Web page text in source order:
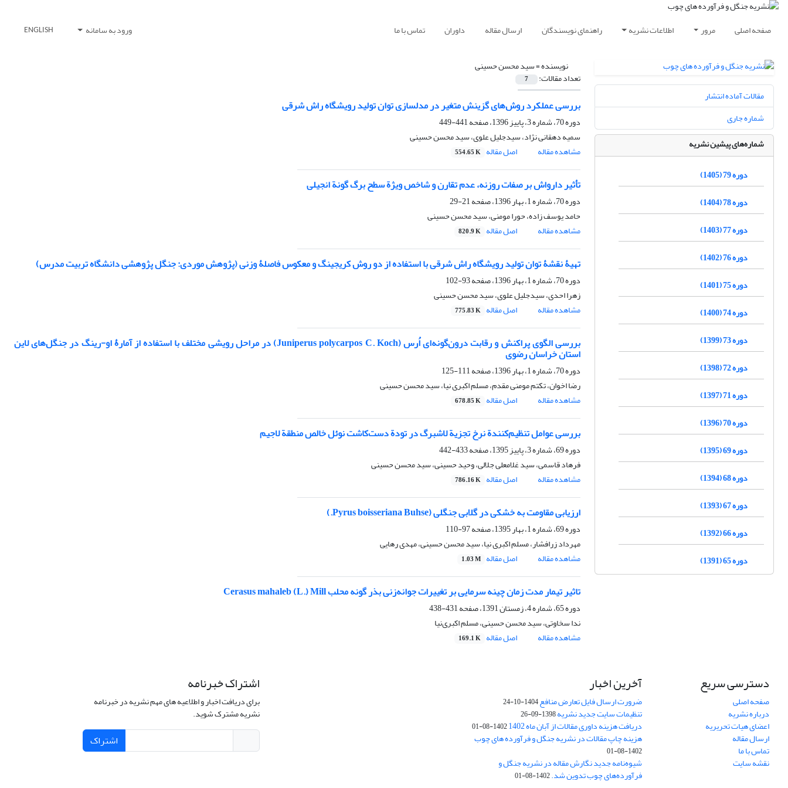
صفحه اصلی مرور اطلاعات نشریه راهنمای نویسندگان ارسال مقاله داوران تماس با ما ورود به سامانه ENGLISH
نویسنده =سید محسن حسینی
تعداد مقالات: 7
بررسی عملکرد روش‌های گزینش متغیر در مدلسازی توان تولید رویشگاه راش شرقی
دوره 70، شماره 3، پاییز 1396، صفحه
441-449
سمیه دهقانی نژاد، سیدجلیل علوی، سید محسن حسینی
مشاهده مقاله
اصل مقاله 554.65 K
تأثیر دارواش بر صفات روزنه، عدم تقارن و شاخص ویژة سطح برگ گونة انجیلی
دوره 70، شماره 1، بهار 1396، صفحه
21-29
حامد یوسف زاده، حورا مومنی، سید محسن حسینی
مشاهده مقاله
اصل مقاله 820.9 K
تهیۀ نقشۀ توان تولید رویشگاه راش شرقی با استفاده از دو روش کریجینگ و معکوس فاصلۀ وزنی (پژوهش موردی: جنگل پژوهشی دانشگاه تربیت مدرس)
دوره 70، شماره 1، بهار 1396، صفحه
93-102
زهرا احدی، سیدجلیل علوی، سید محسن حسینی
مشاهده مقاله
اصل مقاله 775.83 K
بررسی الگوی پراکنش و رقابت درون‌گونه‌ای اُرس (Juniperus polycarpos C. Koch) در مراحل رویشی مختلف با استفاده از آمارۀ او-رینگ در جنگل‌های لاین
استان خراسان رضوی
دوره 70، شماره 1، بهار 1396، صفحه
111-125
رضا اخوان، تکتم مومنی مقدم، مسلم اکبری نیا، سید محسن حسینی
مشاهده مقاله
اصل مقاله 678.85 K
بررسی عوامل تنظیم‌کنندة نرخ تجزیة لاشبرگ در تودة دست‌کاشت نوئل خالص منطقة لاجیم
دوره 69، شماره 3، پاییز 1395، صفحه
433-442
فرهاد قاسمی، سید غلامعلی جلالی، وحید حسینی، سید محسن حسینی
مشاهده مقاله
اصل مقاله 786.16 K
ارزیابی مقاومت به خشکی در گلابی جنگلی (Pyrus boisseriana Buhse.)
دوره 69، شماره 1، بهار 1395، صفحه
97-110
مهرداد زرافشار، مسلم اکبری نیا، سید محسن حسینی، مهدی رهایی
مشاهده مقاله
اصل مقاله 1.03 M
تاثیر تیمار مدت زمان چینه سرمایی بر تغییرات جوانه‌‌زنی بذر گونه محلب Cerasus mahaleb (L.) Mill
دوره 65، شماره 4، زمستان 1391، صفحه
431-438
ندا سخاوتی، سید محسن حسینی، مسلم اکبری‌نیا
مشاهده مقاله
اصل مقاله 169.1 K
مقالات آماده انتشار
شماره جاری
شماره‌های پیشین نشریه
دوره 79 (1405)
دوره 78 (1404)
دوره 77 (1403)
دوره 76 (1402)
دوره 75 (1401)
دوره 74 (1400)
دوره 73 (1399)
دوره 72 (1398)
دوره 71 (1397)
دوره 70 (1396)
دوره 69 (1395)
دوره 68 (1394)
دوره 67 (1393)
دوره 66 (1392)
دوره 65 (1391)
دسترسی سریع
صفحه اصلی
درباره نشریه
اعضای هیات تحریریه
ارسال مقاله
تماس با ما
نقشه سایت
آخرین اخبار
ضرورت ارسال فایل تعارض منافع1404-10-24
تنظیمات سایت جدید نشریه1398-09-26
دریافت هزینه داوری مقالات از آبان ماه 1402 1402-08-01
هزینه چاپ مقالات در نشریه جنگل و فرآورده های چوب
1402-08-01
شیوه‌نامه جدید نگارش مقاله در نشریه جنگل و
فرآورده‌های چوب تدوین شد.1402-08-01
اشتراک خبرنامه
برای دریافت اخبار و اطلاعیه های مهم نشریه در خبرنامه
نشریه مشترک شوید.
اشتراک